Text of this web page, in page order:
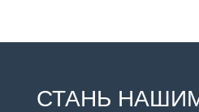
СТАНЬ